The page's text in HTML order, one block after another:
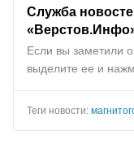
Служба
Если вы заметили
выделите ее и
Теги новости: